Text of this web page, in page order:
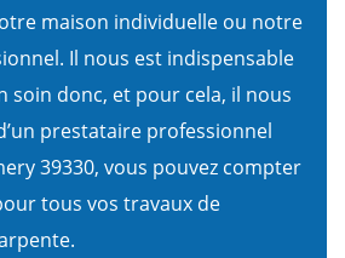
maison individuelle ou notre
Il nous est indispensable
soin donc, et pour cela, il nous
prestataire professionnel
39330, vous pouvez compter
tous vos travaux de